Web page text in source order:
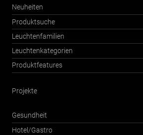
Neuheiten
Produktsuche
Leuchtenfamilien
Leuchtenkategorien
Produktfeatures
Projekte
Gesundheit
Hotel/Gastro